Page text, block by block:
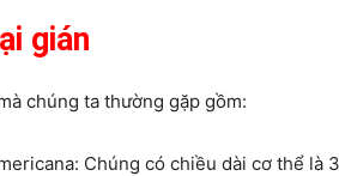
gián
chúng ta thường gặp gồm:
Chúng có chiều dài cơ thể là